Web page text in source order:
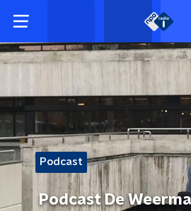
Podcast
Podcast De